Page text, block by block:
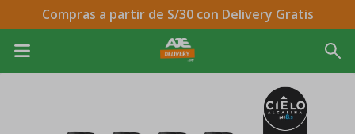
Compras a partir de S/30 con Delivery Gratis